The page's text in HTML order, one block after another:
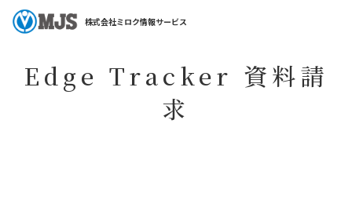
株式会社ミロク情報サービス
ホーム コラム・特集
Edge Tracker 資料請
求